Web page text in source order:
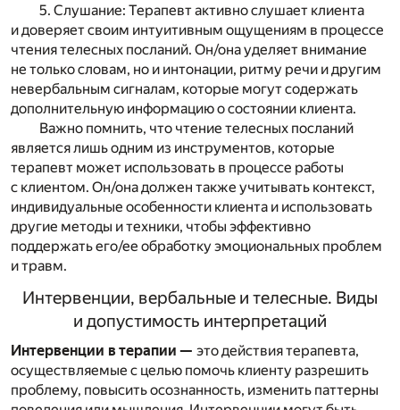
5. Слушание: Терапевт активно слушает клиента
и доверяет своим интуитивным ощущениям в процессе
чтения телесных посланий. Он/она уделяет внимание
не только словам, но и интонации, ритму речи и другим
невербальным сигналам, которые могут содержать
дополнительную информацию о состоянии клиента.
Важно помнить, что чтение телесных посланий
является лишь одним из инструментов, которые
терапевт может использовать в процессе работы
с клиентом. Он/она должен также учитывать контекст,
индивидуальные особенности клиента и использовать
другие методы и техники, чтобы эффективно
поддержать его/ее обработку эмоциональных проблем
и травм.
Интервенции, вербальные и телесные. Виды
и допустимость интерпретаций
Интервенции в терапии — это действия терапевта,
осуществляемые с целью помочь клиенту разрешить
проблему, повысить осознанность, изменить паттерны